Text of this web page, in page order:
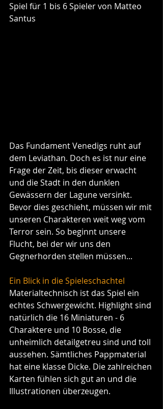
Spiel für 1 bis 6 Spieler von Matteo
Santus
Das Fundament Venedigs ruht auf
dem Leviathan. Doch es ist nur eine
Frage der Zeit, bis dieser erwacht
und die Stadt in den dunklen
Gewässern der Lagune versinkt.
Bevor dies geschieht, müssen wir mit
unseren Charakteren weit weg vom
Terror sein. So beginnt unsere
Flucht, bei der wir uns den
Gegnerhorden stellen müssen...
Ein Blick in die Spieleschachtel
Materialtechnisch ist das Spiel ein
echtes Schwergewicht. Highlight sind
natürlich die 16 Miniaturen - 6
Charaktere und 10 Bosse, die
unheimlich detailgetreu sind und toll
aussehen. Sämtliches Pappmaterial
hat eine klasse Dicke. Die zahlreichen
Karten fühlen sich gut an und die
Illustrationen überzeugen.